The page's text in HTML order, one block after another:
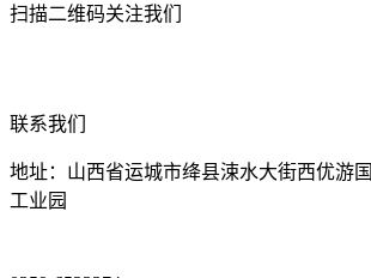
扫描二维码关注我们
联系我们
地址：山西省运城市绛县涑水大街西优游
工业园